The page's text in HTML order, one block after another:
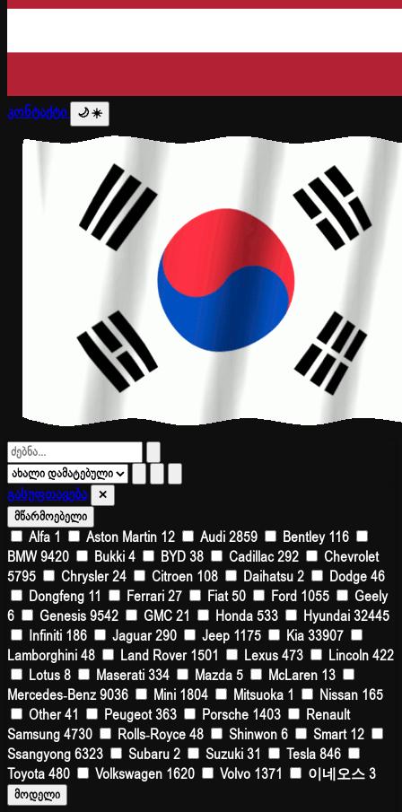
კონტაქტი 🌙☀️
გასუფთავება
✕
მწარმოებელი
Alfa 1 Aston Martin 12 Audi2859 Bentley 116
BMW9420 Bukki4 BYD38 Cadillac292
Chevrolet
5795
Chrysler24 Citroen 108 Daihatsu2 Dodge46
Dongfeng 11 Ferrari27 Fiat50 Ford 1055
Geely
6
Genesis9542 GMC21 Honda533 Hyundai32445
Infiniti 186 Jaguar290 Jeep 1175 Kia33907
Lamborghini48 Land Rover 1501 Lexus473 Lincoln422
Lotus8 Maserati334 Mazda5 McLaren 13
Mercedes-Benz9036 Mini 1804 Mitsuoka 1 Nissan 165
Other41 Peugeot363 Porsche 1403
Renault
Samsung4730 Rolls-Royce48 Shinwon6 Smart 12
Ssangyong6323 Subaru2 Suzuki31 Tesla846
Toyota480 Volkswagen 1620 Volvo 1371 이네오스3
მოდელი